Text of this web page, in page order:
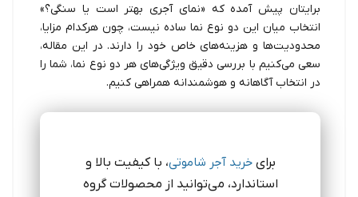
برایتان پیش آمده که «نمای آجری بهتر است یا سنگی؟»
انتخاب میان این دو نوع نما ساده نیست، چون هرکدام مزایا،
محدودیت‌ها و هزینه‌های خاص خود را دارند. در این مقاله،
سعی می‌کنیم با بررسی دقیق ویژگی‌های هر دو نوع نما، شما را
در انتخاب آگاهانه و هوشمندانه همراهی کنیم.
برایخرید آجر شاموتی، با کیفیت بالا و
استاندارد، می‌توانید از محصولات گروه